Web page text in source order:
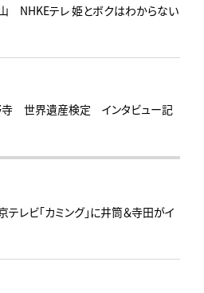
山 NHKEテレ 姫とボクはわからない
野寺 世界遺産検定 インタビュー記
テレビ「カミング」に井筒＆寺田がイ